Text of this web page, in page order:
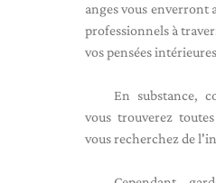
anges vous enverront
professionnels à
vos pensées
En substance,
vous trouverez
vous recherchez de